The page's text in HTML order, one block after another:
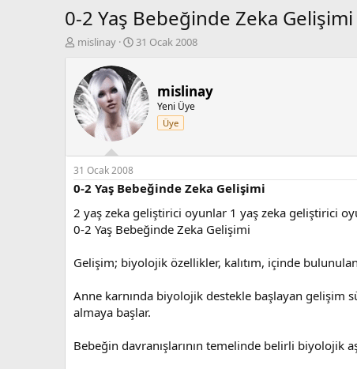
0-2 Yaş Bebeğinde Zeka Gelişimi
K
b
u
y
u
a
ş
l
a
t
a
mislinay
B
l
a
n
g
ç
a
r
i
h
31 Ocak 2008
mislinay
Yeni Üye
Üye
31 Ocak 2008
0-2 Yaş Bebeğinde Zeka Gelişimi
2 yaş zeka geliştirici oyunlar 1 yaş zeka geliştirici
0-2 Yaş Bebeğinde Zeka Gelişimi
Gelişim; biyolojik özellikler, kalıtım, içinde
Anne karnında biyolojik destekle başlayan gelişim
almaya başlar.
Bebeğin davranışlarının temelinde belirli biyolojik